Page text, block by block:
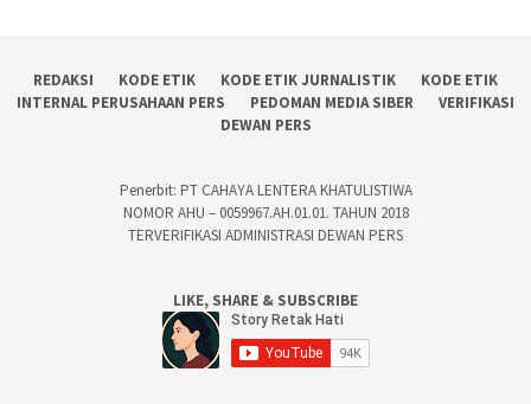
REDAKSI KODE ETIK KODE ETIK JURNALISTIK
KODE ETIK
INTERNAL PERUSAHAAN PERS
PEDOMAN MEDIA SIBER
VERIFIKASI
DEWAN PERS
Penerbit: PT CAHAYA LENTERA KHATULISTIWA
NOMOR AHU – 0059967.AH.01.01. TAHUN 2018
TERVERIFIKASI ADMINISTRASI DEWAN PERS
LIKE, SHARE & SUBSCRIBE